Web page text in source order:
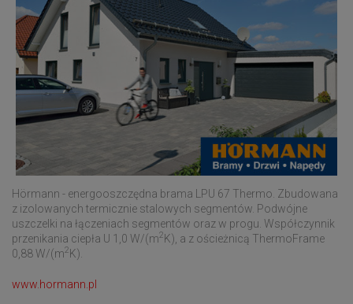
Hörmann - energooszczędna brama LPU 67 Thermo. Zbudowana
z izolowanych termicznie stalowych segmentów. Podwójne
uszczelki na łączeniach segmentów oraz w progu. Współczynnik
przenikania ciepła U 1,0 W/(m2K), a z ościeżnicą ThermoFrame
0,88 W/(m2K).
www.hormann.pl